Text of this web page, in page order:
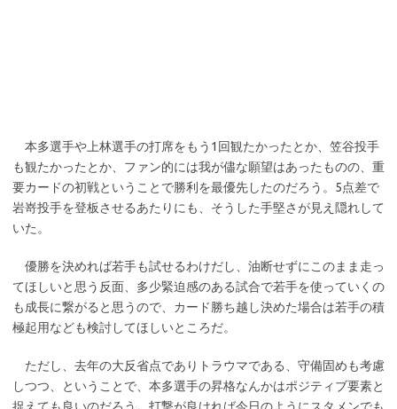
本多選手や上林選手の打席をもう1回観たかったとか、笠谷投手
も観たかったとか、ファン的には我が儘な願望はあったものの、重
要カードの初戦ということで勝利を最優先したのだろう。5点差で
岩嵜投手を登板させるあたりにも、そうした手堅さが見え隠れして
いた。
優勝を決めれば若手も試せるわけだし、油断せずにこのまま走っ
てほしいと思う反面、多少緊迫感のある試合で若手を使っていくの
も成長に繋がると思うので、カード勝ち越し決めた場合は若手の積
極起用なども検討してほしいところだ。
ただし、去年の大反省点でありトラウマである、守備固めも考慮
しつつ、ということで、本多選手の昇格なんかはポジティブ要素と